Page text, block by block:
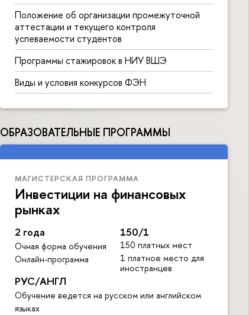
Положение об организации промежуточной
аттестации и текущего контроля
успеваемости студентов
Программы стажировок в НИУ ВШЭ
Виды и условия конкурсов ФЭН
ОБРАЗОВАТЕЛЬНЫЕ ПРОГРАММЫ
МАГИСТЕРСКАЯ ПРОГРАММА
Инвестиции на финансовых
рынках
2 года
Очная форма обучения
Онлайн-программа
150/1
150 платных мест
1 платное место для
иностранцев
РУС/АНГЛ
Обучение ведется на русском или английском
языках